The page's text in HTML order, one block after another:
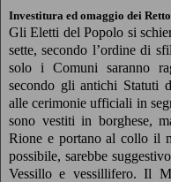
Investitura ed omaggio dei
Gli Eletti del Popolo si
sette, secondo l’ordine di
solo i Comuni saranno
secondo gli antichi Statuti
alle cerimonie ufficiali in
sono vestiti in borghese,
Rione e portano al collo il
possibile, sarebbe
Vessillo e vessillifero. Il